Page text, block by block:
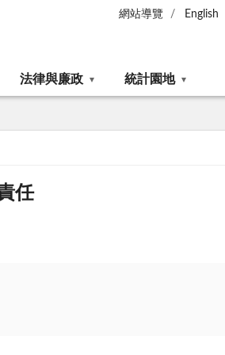
網站導覽 English
法律與廉政 統計園地
任